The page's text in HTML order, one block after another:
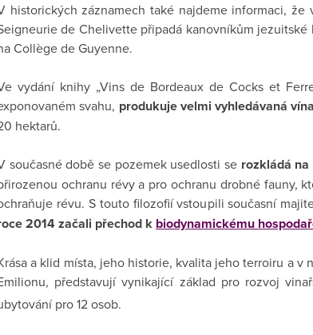
historických záznamech také najdeme informaci,
de Chelivette připadá kanovníkům
Collège de Guyenne.
vydání knihy „Vins de Bordeaux de Cocks et
svahu, produkuje velmi vyhledávaná vína
hektarů.
současné době se pozemek usedlosti se rozkládá
ochranu révy a pro ochranu drobné fauny,
révu. S touto filozofií vstoupili současní
2014 začali přechod k biodynamickému
a klid místa, jeho historie, kvalita jeho terroiru a
představují vynikající základ pro rozvoj
pro 12 osob.